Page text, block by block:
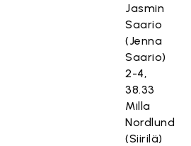
Jasmin
Saario
(Jenna
Saario)
2-4,
38.33
Milla
Nordlund
(Siirilä)